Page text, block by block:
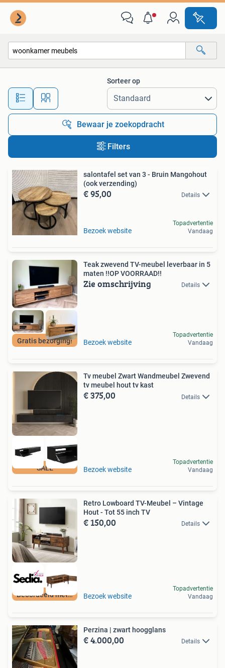
Alle afstanden…
Sorteer op
Bewaar je zoekopdracht
Filters
salontafel set van 3 - Bruin Mangohout
(ook verzending)
€ 95,00 Details
Bezoek website
Topadvertentie
Vandaag
Gratis bezorging!
Teak zwevend TV-meubel leverbaar in 5
maten !!OP VOORRAAD!!
Zie omschrijving Details
Bezoek website
Topadvertentie
Vandaag
SALE
Tv meubel Zwart Wandmeubel Zwevend
tv meubel hout tv kast
€ 375,00 Details
Bezoek website
Topadvertentie
Vandaag
Beoordeeld met 9+
Retro Lowboard TV-Meubel – Vintage
Hout - Tot 55 inch TV
€ 150,00 Details
Bezoek website
Topadvertentie
Vandaag
Perzina | zwart hoogglans
€ 4.000,00 Details